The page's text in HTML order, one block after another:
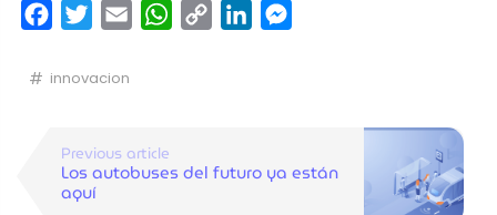
FacebookTwitterEmail WhatsApp
Copy
LinkedIn
innovacion
Previous article
Los autobuses del futuro ya están
aquí